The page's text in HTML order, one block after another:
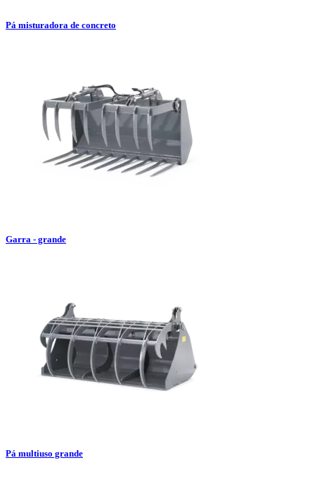
Pá misturadora de concreto
Garra - grande
Pá multiuso grande